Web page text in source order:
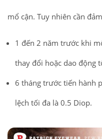
mổ cận. Tuy nhiên cần
1 đến 2 năm trước khi
thay đổi hoặc dao động
6 tháng trước tiến hành
lệch tối đa là 0.5 Diop.